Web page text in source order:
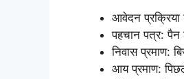
आवेदन
पहचान पत्र: पैन
निवास प्रमाण:
आय प्रमाण: